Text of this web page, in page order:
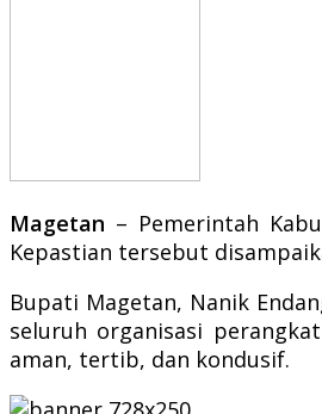
Magetan – Pemerintah
Kepastian tersebut
Bupati Magetan, Nanik
seluruh organisasi
aman, tertib, dan kondusif.